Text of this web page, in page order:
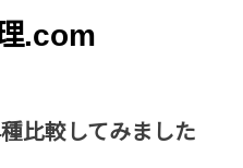
.com
比較してみました